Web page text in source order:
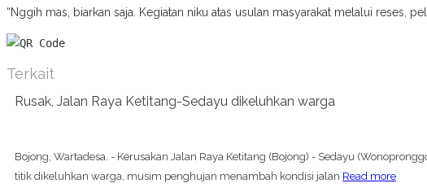
“Nggih mas, biarkan saja. Kegiatan niku atas usulan masyarakat melalui reses,
Terkait
Rusak, Jalan Raya Ketitang-Sedayu dikeluhkan warga
Bojong, Wartadesa. - Kerusakan Jalan Raya Ketitang (Bojong) - Sedayu
titik dikeluhkan warga, musim penghujan menambah kondisi jalan Read more